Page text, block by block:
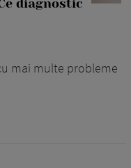
diagnostic
mai multe probleme